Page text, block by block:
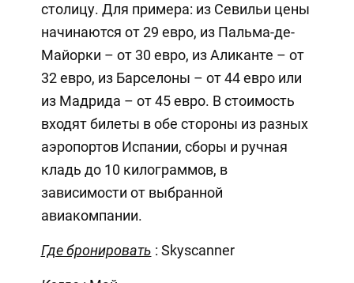
столицу. Для примера: из Севильи цены
начинаются от 29 евро, из Пальма-де-
Майорки – от 30 евро, из Аликанте – от
32 евро, из Барселоны – от 44 евро или
из Мадрида – от 45 евро. В стоимость
входят билеты в обе стороны из разных
аэропортов Испании, сборы и ручная
кладь до 10 килограммов, в
зависимости от выбранной
авиакомпании.
Где бронировать : Skyscanner